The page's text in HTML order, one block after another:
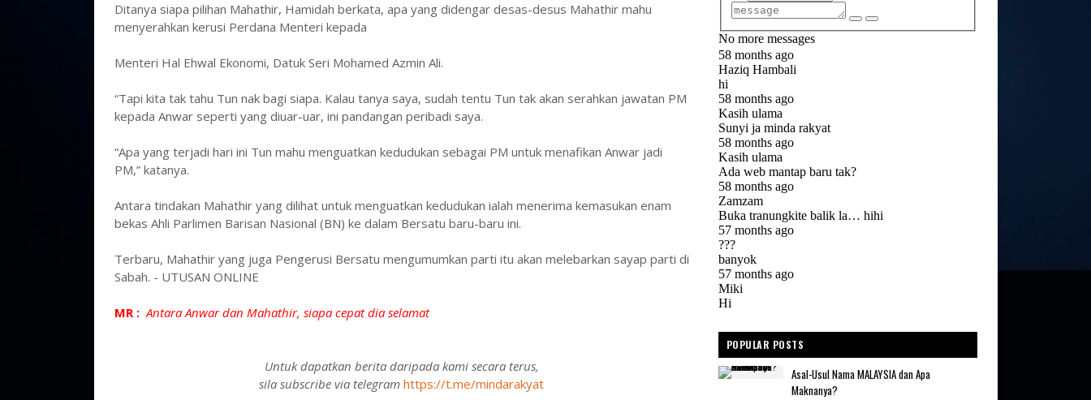
Ditanya siapa pilihan Mahathir, Hamidah berkata, apa yang didengar desas-desus Mahathir mahu
menyerahkan kerusi Perdana Menteri kepada
Menteri Hal Ehwal Ekonomi, Datuk Seri Mohamed Azmin Ali.
“Tapi kita tak tahu Tun nak bagi siapa. Kalau tanya saya, sudah tentu Tun tak akan serahkan jawatan PM
kepada Anwar seperti yang diuar-uar, ini pandangan peribadi saya.
“Apa yang terjadi hari ini Tun mahu menguatkan kedudukan sebagai PM untuk menafikan Anwar jadi
PM,” katanya.
Antara tindakan Mahathir yang dilihat untuk menguatkan kedudukan ialah menerima kemasukan enam
bekas Ahli Parlimen Barisan Nasional (BN) ke dalam Bersatu baru-baru ini.
Terbaru, Mahathir yang juga Pengerusi Bersatu mengumumkan parti itu akan melebarkan sayap parti di
Sabah. - UTUSAN ONLINE
MR :Antara Anwar dan Mahathir, siapa cepat dia selamat
Untuk dapatkan berita daripada kami secara terus,
sila subscribe via telegram https://t.me/mindarakyat
POPULAR POSTS
Asal-Usul Nama MALAYSIA dan Apa
Maknanya?